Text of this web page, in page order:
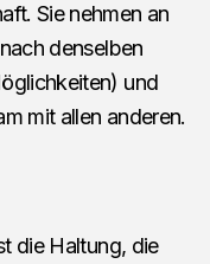
Sie nehmen an
denselben
und
mit allen anderen.
die Haltung, die